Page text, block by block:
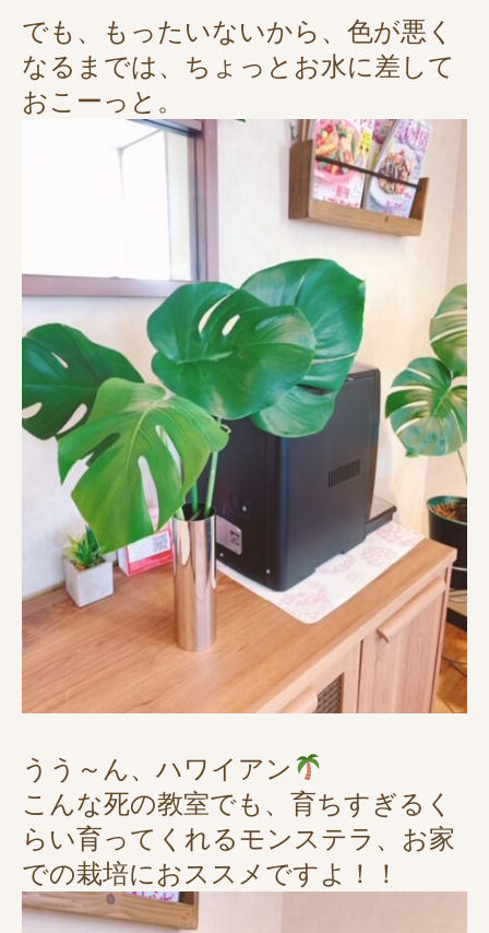
でも、もったいないから、色が悪く
なるまでは、ちょっとお水に差して
おこーっと。
うう～ん、ハワイアン
こんな死の教室でも、育ちすぎるく
らい育ってくれるモンステラ、お家
での栽培におススメですよ！！